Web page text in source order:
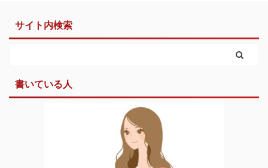
サイト内検索
書いている人